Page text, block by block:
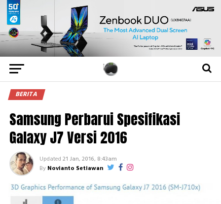
BERITA
Samsung Perbarui Spesifikasi
Galaxy J7 Versi 2016
Updated 21 Jan, 2016, 8:43am
By Novianto Setiawan